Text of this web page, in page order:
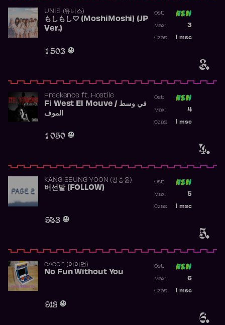
3.
UNIS (유니스)
もしもし♡ (MoshiMoshi) (JP
Ver.)
1 503
Ost:
3
Max:
msc
Czas:
4.
Freekence ft. Hostile
Fi West El Mouve / في وسط
الموف
1 050
Ost:
4
Max:
msc
Czas:
5.
KANG SEUNG YOON (강승윤)
버선발 (FOLLOW)
943
Ost:
5
Max:
msc
Czas:
6.
​eAeon (이이언)
No Fun Without You
912
Ost:
6
Max:
msc
Czas: